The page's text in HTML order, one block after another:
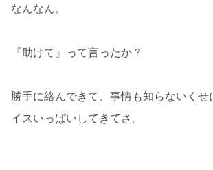
なんなん。
『助けて』って言ったか？
勝手に絡んできて、事情も知らないく
イスいっぱいしてきてさ。